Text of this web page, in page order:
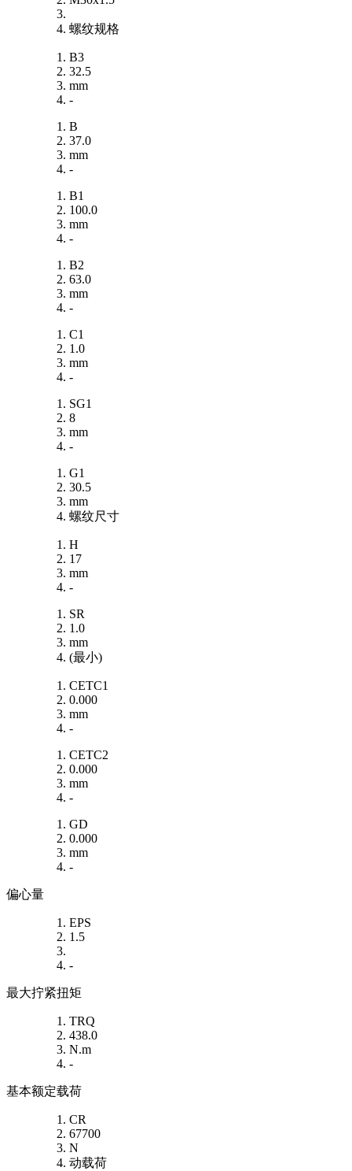
螺纹规格
B3
32.5
mm
-
B
37.0
mm
-
B1
100.0
mm
-
B2
63.0
mm
-
C1
1.0
mm
-
SG1
8
mm
-
G1
30.5
mm
螺纹尺寸
H
17
mm
-
SR
1.0
mm
(最小)
CETC1
0.000
mm
-
CETC2
0.000
mm
-
GD
0.000
mm
-
偏心量
EPS
1.5
-
最大拧紧扭矩
TRQ
438.0
N.m
-
基本额定载荷
CR
67700
N
动载荷